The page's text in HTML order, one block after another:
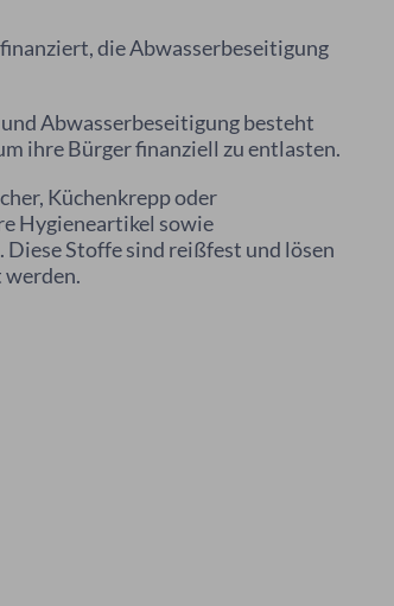
die Abwasserbeseitigung
Abwasserbeseitigung besteht
ihre Bürger finanziell zu entlasten.
Küchenkrepp oder
Hygieneartikel sowie
Stoffe sind reißfest und lösen
werden.